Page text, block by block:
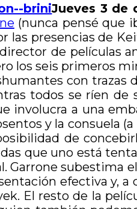
Jueves 3 de
(nunca pensé que
las presencias de
de películas
los seis primeros
con
todos se ríen
involucra a una
y la consuela
de
que uno está
Garrone
efectiva y, a
El resto de la